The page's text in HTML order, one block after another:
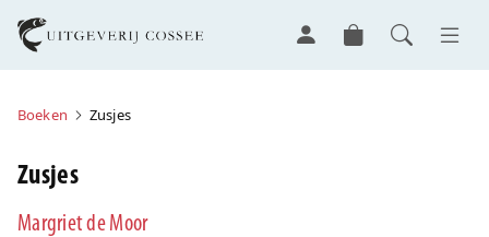
Boeken Zusjes
Zusjes
Margriet de Moor